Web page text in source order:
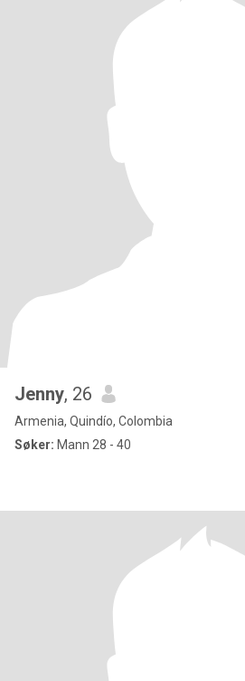
Jenny, 26
Armenia, Quindío, Colombia
Søker: Mann 28 - 40